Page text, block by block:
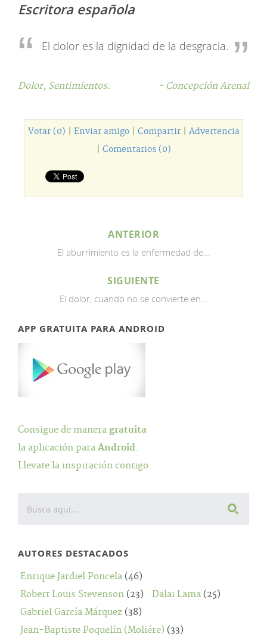
Escritora española
El dolor es la dignidad de la desgracia.
Dolor, Sentimientos. - Concepción Arenal
Votar (0) Enviar amigo| Compartir| Advertencia
Comentarios (0)
ANTERIOR
El aburrimiento es la enfermedad de...
SIGUIENTE
El dolor, cuando no se convierte en...
APP GRATUITA PARA ANDROID
Consigue de manera gratuita
la aplicación para Android.
Llevate la inspiración contigo.
AUTORES DESTACADOS
Enrique Jardiel Poncela (46)
Robert Louis Stevenson (23) Dalai Lama (25)
Gabriel García Márquez (38)
Jean-Baptiste Poquelín (Moliére) (33)